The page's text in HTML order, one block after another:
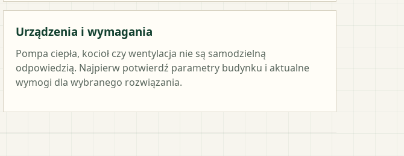
Urządzenia i wymagania
Pompa ciepła, kocioł czy wentylacja nie są samodzielną
odpowiedzią. Najpierw potwierdź parametry budynku i aktualne
wymogi dla wybranego rozwiązania.